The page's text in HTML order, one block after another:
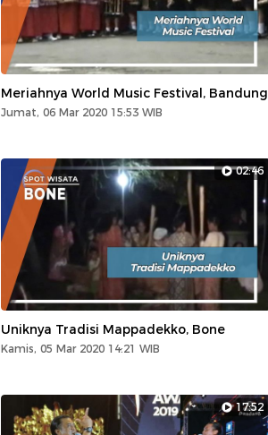
Meriahnya World Music Festival, Bandung
Jumat, 06 Mar 2020 15:53 WIB
02:46
Uniknya Tradisi Mappadekko, Bone
Kamis, 05 Mar 2020 14:21 WIB
17:52